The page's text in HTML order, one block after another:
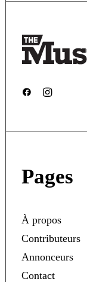
Pages
À propos
Contributeurs
Annonceurs
Contact